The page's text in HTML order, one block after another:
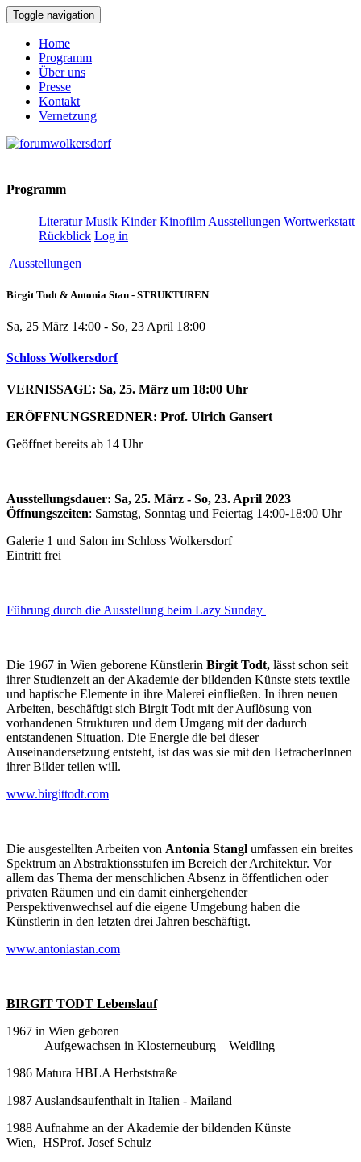
Toggle navigation
Home
Programm
Über uns
Presse
Kontakt
Vernetzung
Programm
LiteraturMusik KinderKinofilm Ausstellungen Wortwerkstatt
Rückblick Log in
Ausstellungen
Birgit Todt & Antonia Stan - STRUKTUREN
Sa, 25 März 14:00 - So, 23 April 18:00
Schloss Wolkersdorf
VERNISSAGE: Sa, 25. März um 18:00 Uhr
ERÖFFNUNGSREDNER: Prof. Ulrich Gansert
Geöffnet bereits ab 14 Uhr
Ausstellungsdauer: Sa, 25. März - So, 23. April 2023
Öffnungszeiten: Samstag, Sonntag und Feiertag 14:00-18:00 Uhr
Galerie 1 und Salon im Schloss Wolkersdorf
Eintritt frei
Führung durch die Ausstellung beim Lazy Sunday
Die 1967 in Wien geborene Künstlerin Birgit Todt, lässt schon seit
ihrer Studienzeit an der Akademie der bildenden Künste stets textile
und haptische Elemente in ihre Malerei einfließen. In ihren neuen
Arbeiten, beschäftigt sich Birgit Todt mit der Auflösung von
vorhandenen Strukturen und dem Umgang mit der dadurch
entstandenen Situation. Die Energie die bei dieser
Auseinandersetzung entsteht, ist das was sie mit den BetracherInnen
ihrer Bilder teilen will.
www.birgittodt.com
Die ausgestellten Arbeiten von Antonia Stangl umfassen ein breites
Spektrum an Abstraktionsstufen im Bereich der Architektur. Vor
allem das Thema der menschlichen Absenz in öffentlichen oder
privaten Räumen und ein damit einhergehender
Perspektivenwechsel auf die eigene Umgebung haben die
Künstlerin in den letzten drei Jahren beschäftigt.
www.antoniastan.com
BIRGIT TODT Lebenslauf
1967 in Wien geboren
Aufgewachsen in Klosterneuburg – Weidling
1986 Matura HBLA Herbststraße
1987 Auslandsaufenthalt in Italien - Mailand
1988 Aufnahme an der Akademie der bildenden Künste
Wien, HSProf. Josef Schulz